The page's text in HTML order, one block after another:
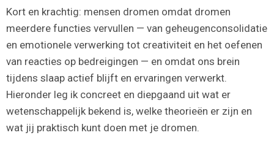
Kort en krachtig: mensen dromen omdat dromen
meerdere functies vervullen — van geheugenconsolidatie
en emotionele verwerking tot creativiteit en het oefenen
van reacties op bedreigingen — en omdat ons brein
tijdens slaap actief blijft en ervaringen verwerkt.
Hieronder leg ik concreet en diepgaand uit wat er
wetenschappelijk bekend is, welke theorieën er zijn en
wat jij praktisch kunt doen met je dromen.